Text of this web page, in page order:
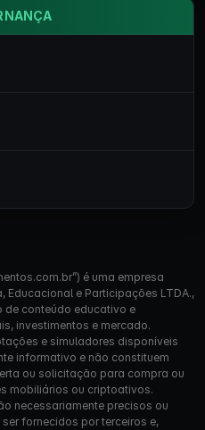
é uma empresa
Educacional e Participações LTDA.,
conteúdo educativo e
investimentos e mercado.
e simuladores disponíveis
informativo e não constituem
ou solicitação para compra ou
mobiliários ou criptoativos.
necessariamente precisos ou
fornecidos por terceiros e,